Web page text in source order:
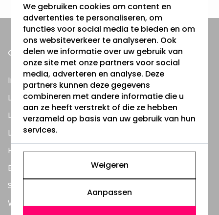
ONZE PRODUCTEN
Inbouwspots
LED Lampen
LED TL Buizen
LED Panelen
Highbay's / Ufo's
Bouwlampen
Straatlampen
Wandlampen
We gebruiken cookies om content en
advertenties te personaliseren, om
functies voor social media te bieden en om
ons websiteverkeer te analyseren. Ook
delen we informatie over uw gebruik van
onze site met onze partners voor social
media, adverteren en analyse. Deze
partners kunnen deze gegevens
combineren met andere informatie die u
aan ze heeft verstrekt of die ze hebben
verzameld op basis van uw gebruik van hun
services.
Weigeren
Aanpassen